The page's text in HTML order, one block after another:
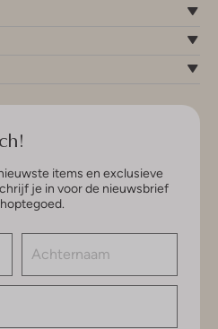
items en exclusieve
je in voor de nieuwsbrief